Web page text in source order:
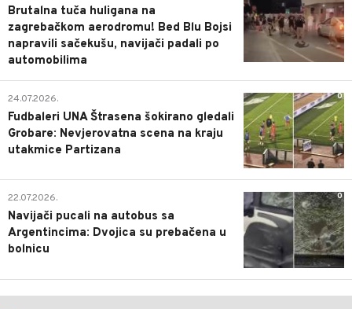
Brutalna tuča huligana na
zagrebačkom aerodromu! Bed Blu Bojsi
napravili sačekušu, navijači padali po
automobilima
0
24.07.2026.
Fudbaleri UNA Štrasena šokirano gledali
Grobare: Nevjerovatna scena na kraju
utakmice Partizana
0
22.07.2026.
Navijači pucali na autobus sa
Argentincima: Dvojica su prebačena u
bolnicu